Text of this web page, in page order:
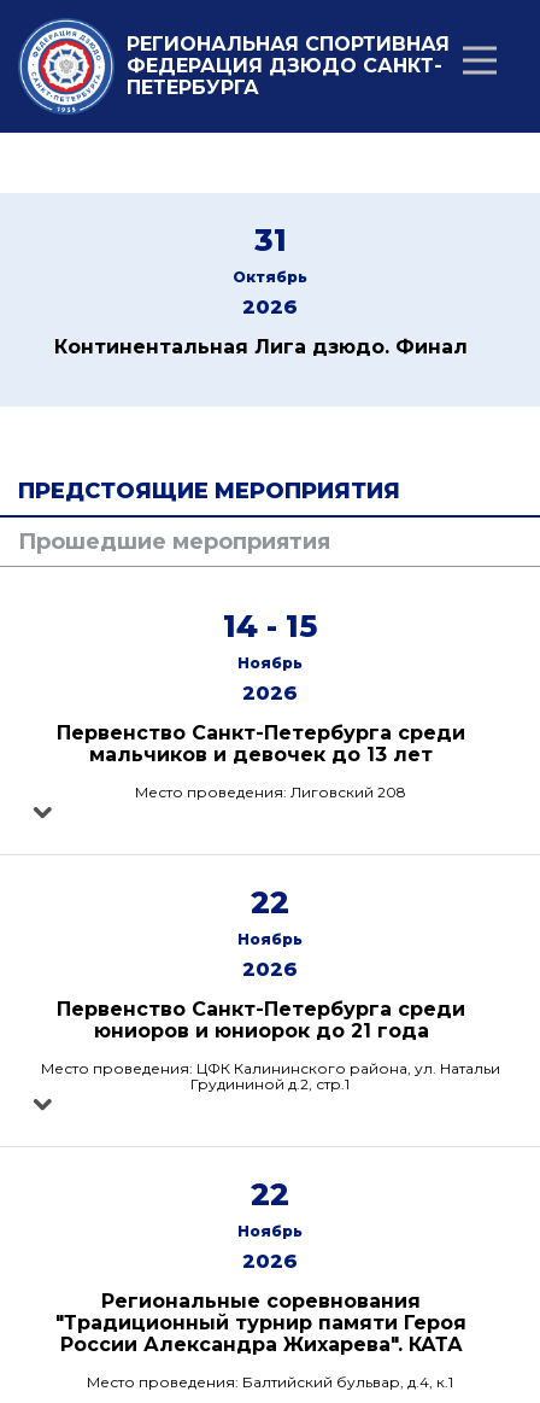
РЕГИОНАЛЬНАЯ СПОРТИВНАЯ
ФЕДЕРАЦИЯ ДЗЮДО САНКТ-
ПЕТЕРБУРГА
31
Октябрь
2026
Континентальная Лига дзюдо. Финал
ПРЕДСТОЯЩИЕ МЕРОПРИЯТИЯ
Прошедшие мероприятия
14 - 15
Ноябрь
2026
Первенство Санкт-Петербурга среди
мальчиков и девочек до 13 лет
Место проведения: Лиговский 208
22
Ноябрь
2026
Первенство Санкт-Петербурга среди
юниоров и юниорок до 21 года
Место проведения: ЦФК Калининского района, ул. Натальи
Грудининой д.2, стр.1
22
Ноябрь
2026
Региональные соревнования
"Традиционный турнир памяти Героя
России Александра Жихарева". КАТА
Место проведения: Балтийский бульвар, д.4, к.1